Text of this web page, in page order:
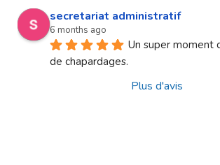
secretariat administratif
6 months ago
Un super moment
de chapardages.
Plus d'avis